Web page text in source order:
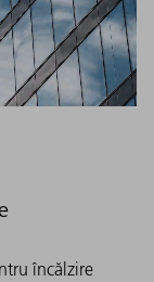
încălzire